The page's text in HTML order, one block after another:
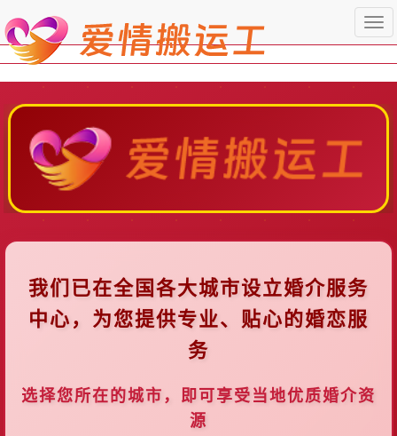
我们已在全国各大城市设立婚介服务
中心，为您提供专业、贴心的婚恋服
务
选择您所在的城市，即可享受当地优质婚介资
源